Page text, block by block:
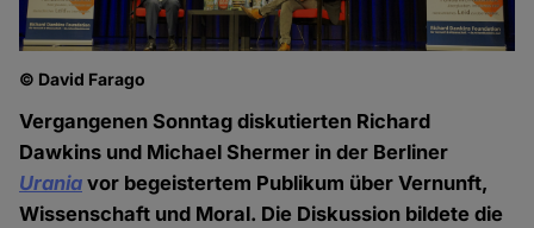
© David Farago
Vergangenen Sonntag diskutierten Richard
Dawkins und Michael Shermer in der Berliner
Urania vor begeistertem Publikum über Vernunft,
Wissenschaft und Moral. Die Diskussion bildete die